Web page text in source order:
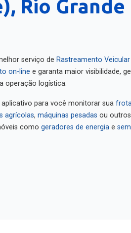
serviço de Rastreamento Veicular
on-line e garanta maior visibilidade,
operação logística.
para você monitorar sua frota
agrícolas máquinas pesadas ou
como geradores de energia e